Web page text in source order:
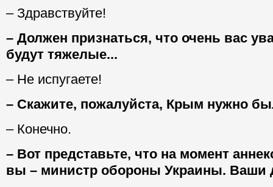
– Здравствуйте!
– Должен признаться, что очень вас
будут тяжелые...
– Не испугаете!
– Скажите, пожалуйста, Крым нужно
– Конечно.
– Вот представьте, что на момент
вы – министр обороны Украины. Ваши